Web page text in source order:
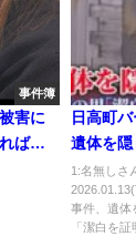
事件簿
害に
ばい
日高町
遺体を
には「潔
べ受ける
1:名無しさ
事件、遺
「潔白を証